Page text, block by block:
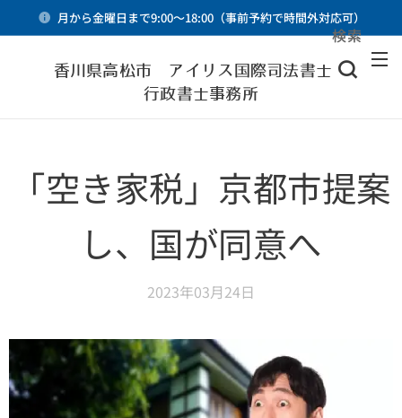
月から金曜日まで9:00～18:00（事前予約で時間外対応可）
香川県高松市 アイリス国際司法書士・
行政書士事務所
検索
「空き家税」京都市提案
し、国が同意へ
2023年03月24日